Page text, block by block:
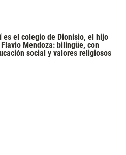
es el colegio de Dionisio, el hijo
Mendoza: bilingüe, con
social y valores religiosos